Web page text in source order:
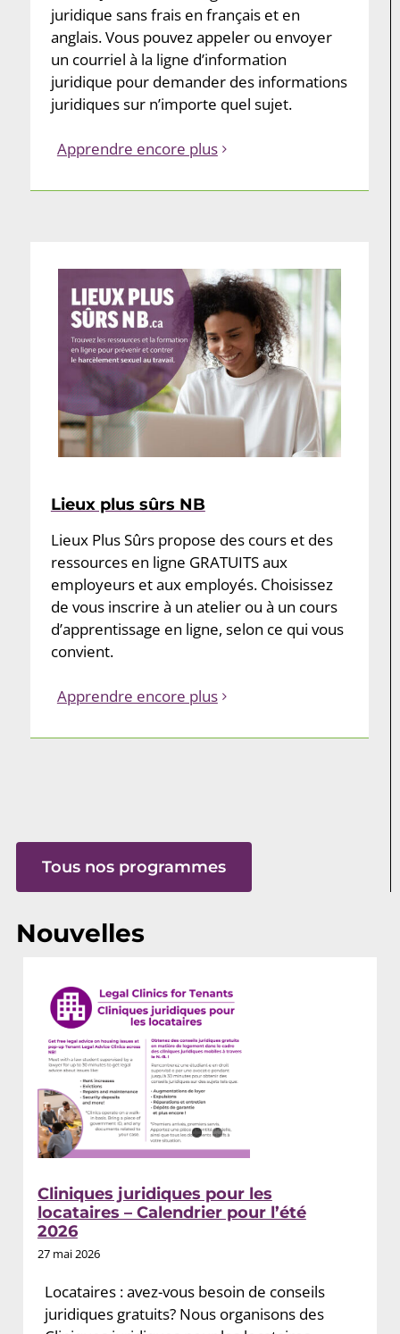
juridique sans frais en français et en
anglais. Vous pouvez appeler ou envoyer
un courriel à la ligne d’information
juridique pour demander des informations
juridiques sur n’importe quel sujet.
Apprendre encore plus
Lieux plus sûrs NB
Lieux Plus Sûrs propose des cours et des
ressources en ligne GRATUITS aux
employeurs et aux employés. Choisissez
de vous inscrire à un atelier ou à un cours
d’apprentissage en ligne, selon ce qui vous
convient.
Apprendre encore plus
Tous nos programmes
Nouvelles
Cliniques juridiques pour les
locataires – Calendrier pour l’été
2026
27 mai 2026
Locataires : avez-vous besoin de conseils
juridiques gratuits? Nous organisons des